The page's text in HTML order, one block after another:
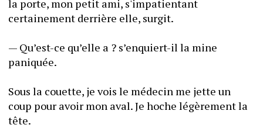
la porte, mon petit ami, s'impatientant
certainement derrière elle, surgit.
— Qu’est-ce qu’elle a ? s’enquiert-il la mine
paniquée.
Sous la couette, je vois le médecin me jette un
coup pour avoir mon aval. Je hoche légèrement la
tête.